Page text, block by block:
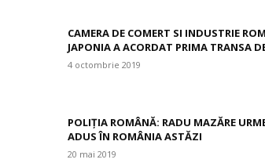
CAMERA DE COMERT SI INDUSTRIE
JAPONIA A ACORDAT PRIMA TRANSA
4 octombrie 2019
POLIŢIA ROMÂNĂ: RADU MAZĂRE
ADUS ÎN ROMÂNIA ASTĂZI
20 mai 2019